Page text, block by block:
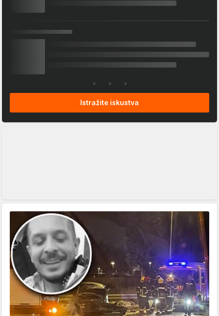
Istražite iskustva